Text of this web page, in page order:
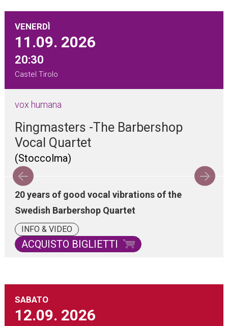
VENERDÌ
11.09. 2026
20:30
Castel Tirolo
vox humana
Ringmasters -The Barbershop
Vocal Quartet
(Stoccolma)
20 years of good vocal vibrations of the
Swedish Barbershop Quartet
INFO & VIDEO
ACQUISTO BIGLIETTI
SABATO
12.09. 2026